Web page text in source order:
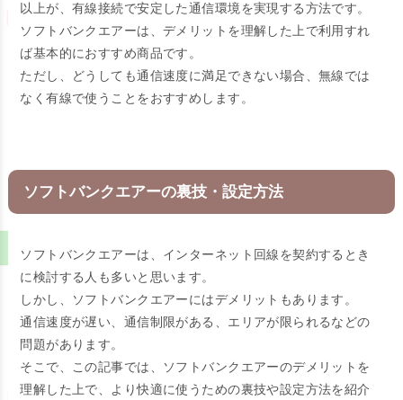
以上が、有線接続で安定した通信環境を実現する方法です。
ソフトバンクエアーは、デメリットを理解した上で利用すれ
ば基本的におすすめ商品です。
ただし、どうしても通信速度に満足できない場合、無線では
なく有線で使うことをおすすめします。
ソフトバンクエアーの裏技・設定方法
ソフトバンクエアーは、インターネット回線を契約するとき
に検討する人も多いと思います。
しかし、ソフトバンクエアーにはデメリットもあります。
通信速度が遅い、通信制限がある、エリアが限られるなどの
問題があります。
そこで、この記事では、ソフトバンクエアーのデメリットを
理解した上で、より快適に使うための裏技や設定方法を紹介